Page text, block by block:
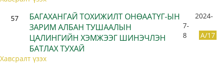
57
БАГАХАНГАЙ ТОХИЖИЛТ ОНӨААТҮГ-ЫН
ЗАРИМ АЛБАН ТУШААЛЫН
ЦАЛИНГИЙН ХЭМЖЭЭГ ШИНЭЧЛЭН
БАТЛАХ ТУХАЙ
2024-
7-
8
A/17
Хавсралт үзэх